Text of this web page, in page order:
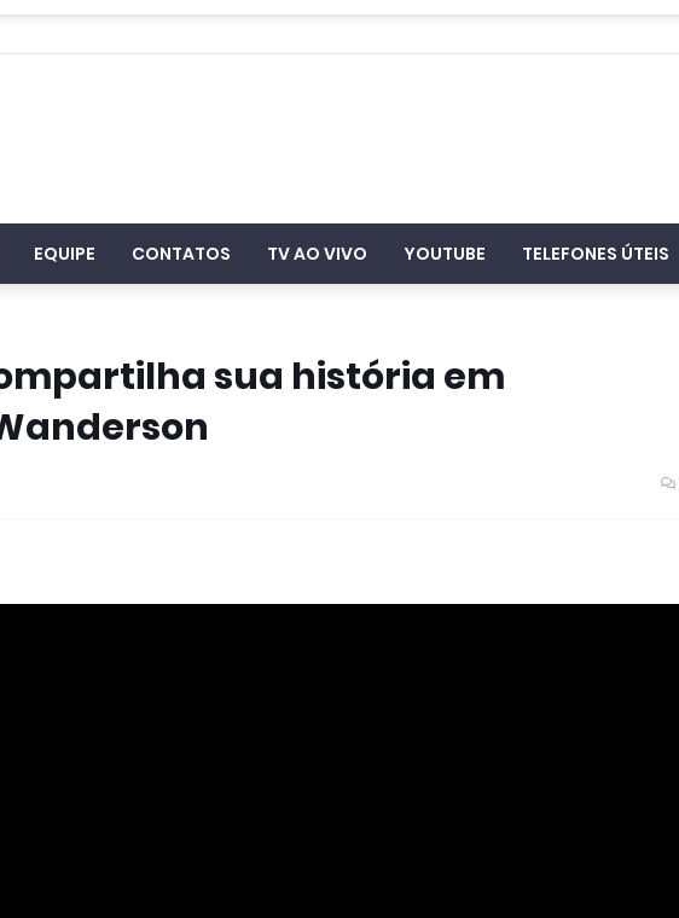
EQUIPE CONTATOS TV AO VIVO YOUTUBE TELEFONES ÚTEIS
sua história em